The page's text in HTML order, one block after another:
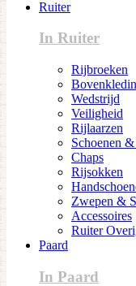
Ruiter
In Ruiter
Rijbroeken
Wedstrijd
Veiligheid
Rijlaarzen
Schoenen
Chaps
Rijsokken
Zwepen &
Accessoires
Ruiter
Paard
In Paard